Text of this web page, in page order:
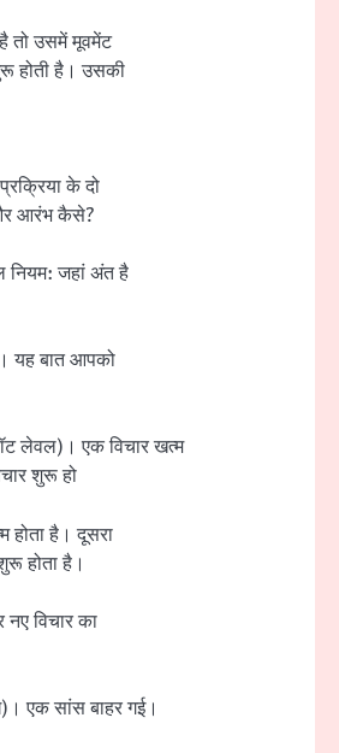
तो उसमें मूवमेंट
होती है। उसकी
के दो
आरंभ कैसे?
जहां अंत है
यह बात आपको
लेवल)। एक विचार खत्म
शुरू हो
होता है। दूसरा
होता है।
नए विचार का
एक सांस बाहर गई।